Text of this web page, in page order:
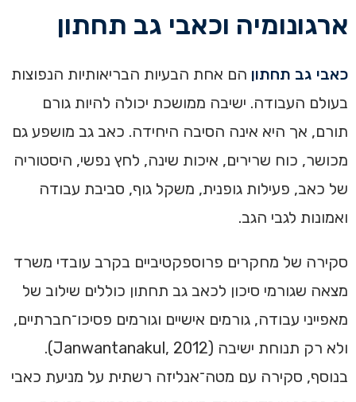
ארגונומיה וכאבי גב תחתון
כאבי גב תחתון הם אחת הבעיות הבריאותיות הנפוצות
בעולם העבודה. ישיבה ממושכת יכולה להיות גורם
תורם, אך היא אינה הסיבה היחידה. כאב גב מושפע גם
מכושר, כוח שרירים, איכות שינה, לחץ נפשי, היסטוריה
של כאב, פעילות גופנית, משקל גוף, סביבת עבודה
ואמונות לגבי הגב.
סקירה של מחקרים פרוספקטיביים בקרב עובדי משרד
מצאה שגורמי סיכון לכאב גב תחתון כוללים שילוב של
מאפייני עבודה, גורמים אישיים וגורמים פסיכו־חברתיים,
ולא רק תנוחת ישיבה (Janwantanakul, 2012).
בנוסף, סקירה עם מטה־אנליזה רשתית על מניעת כאבי